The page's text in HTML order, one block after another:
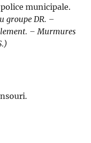
municipale.
groupe DR. –
– Murmures